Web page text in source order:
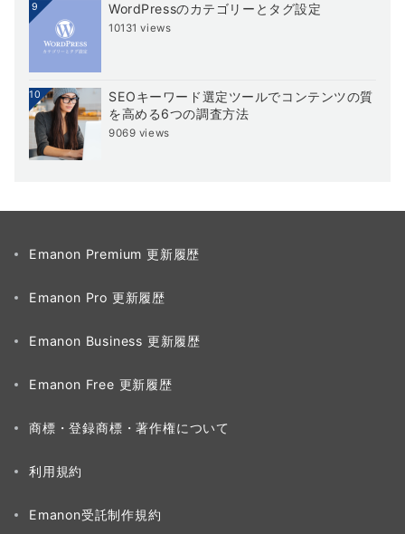
9 WordPressのカテゴリーとタグ設定
10131 views
10
SEOキーワード選定ツールでコンテンツの質
を高める6つの調査方法
9069 views
Emanon Premium 更新履歴
Emanon Pro 更新履歴
Emanon Business 更新履歴
Emanon Free 更新履歴
商標・登録商標・著作権について
利用規約
Emanon受託制作規約